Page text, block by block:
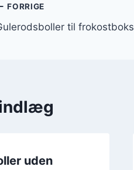
FORRIGE
til frokostboks
uden